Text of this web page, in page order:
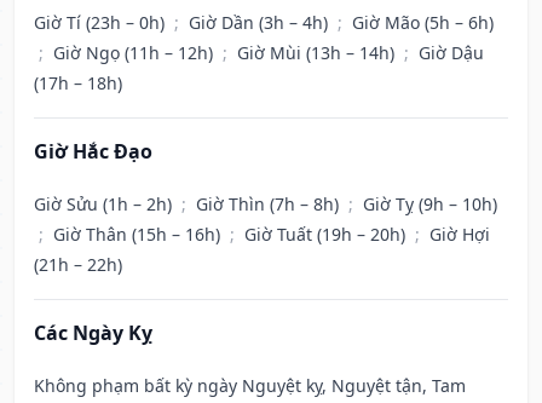
Giờ Tí (23h – 0h) ; Giờ Dần (3h – 4h) ; Giờ Mão (5h – 6h)
; Giờ Ngọ (11h – 12h) ; Giờ Mùi (13h – 14h) ; Giờ Dậu
(17h – 18h)
Giờ Hắc Đạo
Giờ Sửu (1h – 2h) ; Giờ Thìn (7h – 8h) ; Giờ Tỵ (9h – 10h)
; Giờ Thân (15h – 16h) ; Giờ Tuất (19h – 20h) ; Giờ Hợi
(21h – 22h)
Các Ngày Kỵ
Không phạm bất kỳ ngày Nguyệt kỵ, Nguyệt tận, Tam